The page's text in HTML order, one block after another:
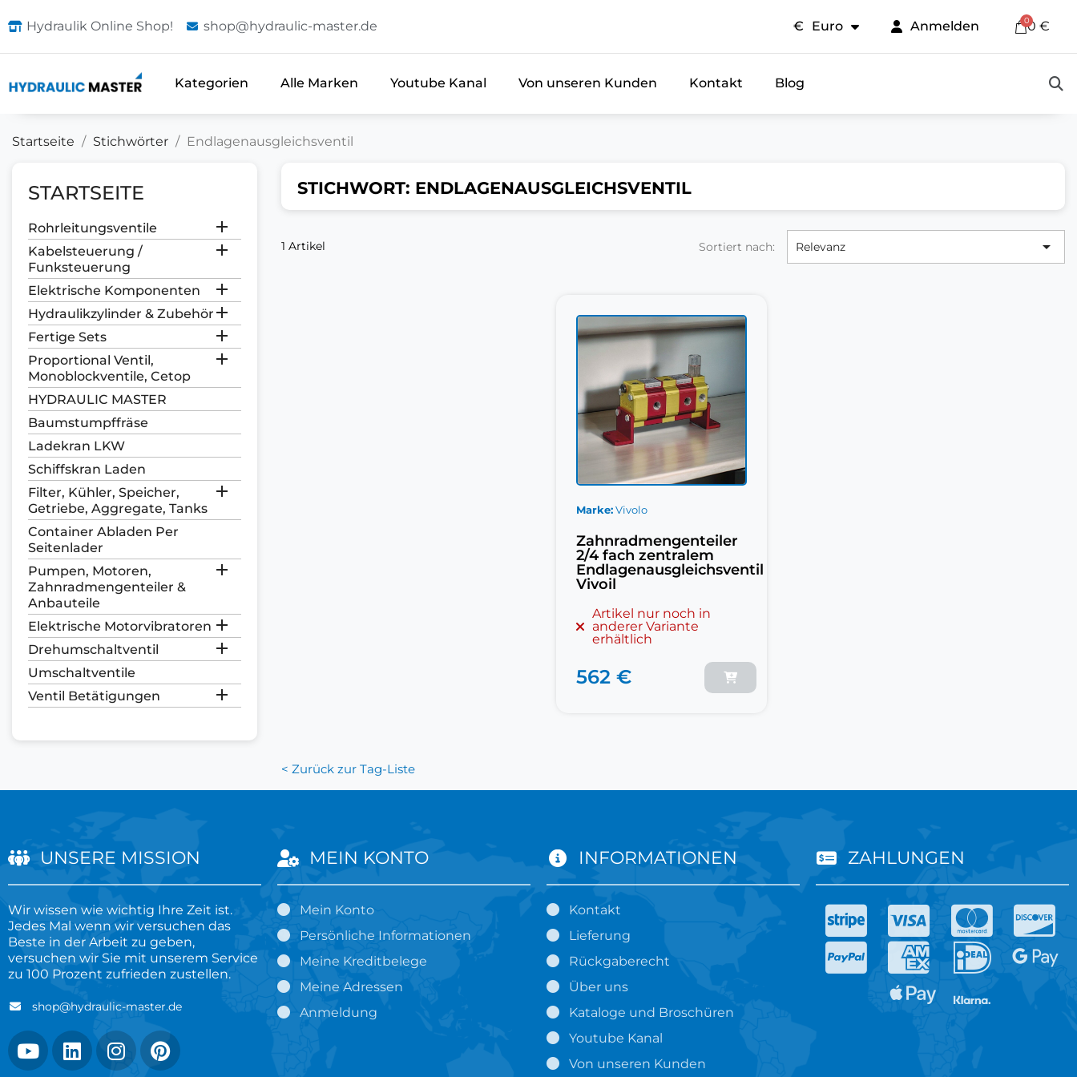
Hydraulik Online Shop! shop@hydraulic-master.de € Euro Anmelden 0 €
Kategorien Alle Marken Youtube Kanal Von unseren Kunden Kontakt Blog
Startseite Stichwörter Endlagenausgleichsventil
STARTSEITE
Rohrleitungsventile 
Kabelsteuerung /
Funksteuerung

Elektrische Komponenten 
Hydraulikzylinder & Zubehör
Fertige Sets 
Proportional Ventil,
Monoblockventile, Cetop

HYDRAULIC MASTER
Baumstumpffräse
Ladekran LKW
Schiffskran Laden
Filter, Kühler, Speicher,
Getriebe, Aggregate, Tanks

Container Abladen Per
Seitenlader
Pumpen, Motoren,
Zahnradmengenteiler &
Anbauteile

Elektrische Motorvibratoren 
Drehumschaltventil 
Umschaltventile
Ventil Betätigungen

STICHWORT: ENDLAGENAUSGLEICHSVENTIL
1 Artikel Sortiert nach: Relevanz 
Marke Vivolo
Zahnradmengenteiler
2/4 fach zentralem
Endlagenausgleichsventil
Vivoil
Artikel nur noch in
anderer Variante
erhältlich
562 €
< Zurück zur Tag-Liste
UNSERE MISSION
Wir wissen wie wichtig Ihre Zeit ist.
Jedes Mal wenn wir versuchen das
Beste in der Arbeit zu geben,
versuchen wir Sie mit unserem Service
zu 100 Prozent zufrieden zustellen.
shop@hydraulic-master.de
MEIN KONTO
Mein Konto
Persönliche Informationen
Meine Kreditbelege
Meine Adressen
Anmeldung
INFORMATIONEN
Kontakt
Lieferung
Rückgaberecht
Über uns
Kataloge und Broschüren
Youtube Kanal
Von unseren Kunden
ZAHLUNGEN